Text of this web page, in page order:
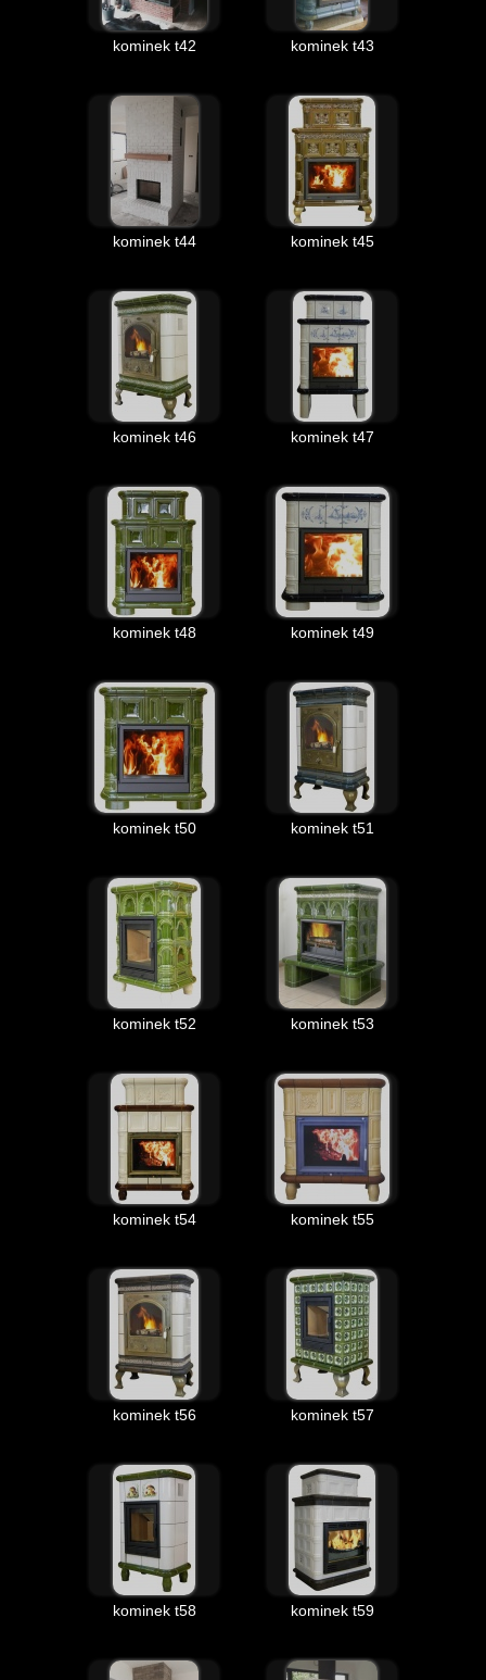
kominek t42 kominek t43
kominek t44 kominek t45
kominek t46 kominek t47
kominek t48 kominek t49
kominek t50 kominek t51
kominek t52 kominek t53
kominek t54 kominek t55
kominek t56 kominek t57
kominek t58 kominek t59